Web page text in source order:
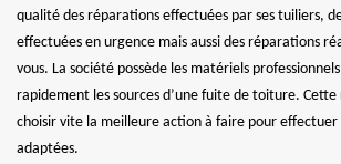
qualité des réparations effectuées par ses tuiliers,
effectuées en urgence mais aussi des réparations
vous. La société possède les matériels
rapidement les sources d’une fuite de toiture.
choisir vite la meilleure action à faire pour effectuer
adaptées.